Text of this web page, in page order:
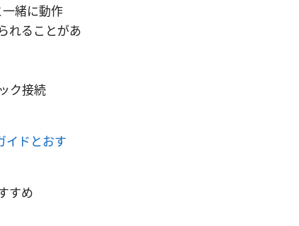
緒に動作
れることがあ
ク接続
イドとおす
すめ